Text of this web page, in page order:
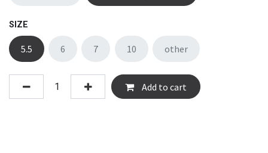
SIZE
5.5 6 7 10 other
Add to cart